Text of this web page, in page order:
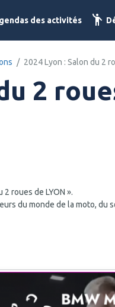
des activités
2024 Lyon : Salon du 2
2
roues de LYON ».
du monde de la moto, du